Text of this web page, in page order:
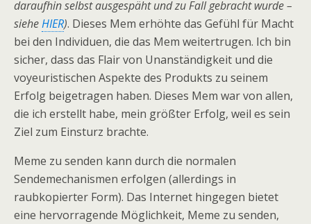
daraufhin selbst ausgespäht und zu Fall gebracht wurde –
sieheHIER). Dieses Mem erhöhte das Gefühl für Macht
bei den Individuen, die das Mem weitertrugen. Ich bin
sicher, dass das Flair von Unanständigkeit und die
voyeuristischen Aspekte des Produkts zu seinem
Erfolg beigetragen haben. Dieses Mem war von allen,
die ich erstellt habe, mein größter Erfolg, weil es sein
Ziel zum Einsturz brachte.
Meme zu senden kann durch die normalen
Sendemechanismen erfolgen (allerdings in
raubkopierter Form). Das Internet hingegen bietet
eine hervorragende Möglichkeit, Meme zu senden,